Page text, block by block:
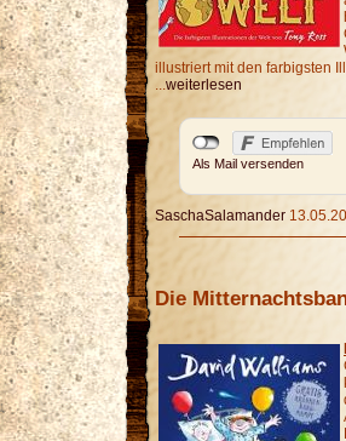
illustriert mit den farbigsten
...weiterlesen
Als Mail versenden
SaschaSalamander
Die